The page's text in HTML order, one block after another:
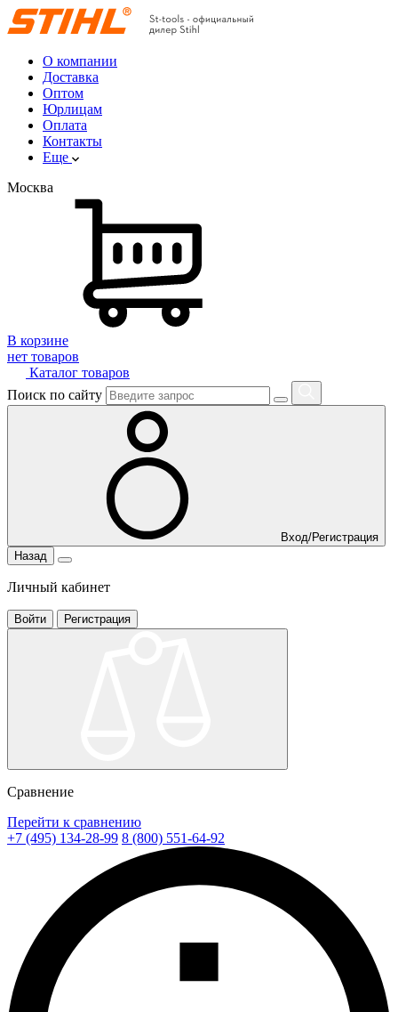
О компании
Доставка
Оптом
Юрлицам
Оплата
Контакты
Еще
Москва
В корзине
нет товаров
Каталог товаров
Поиск по сайту
Вход/Регистрация
Назад
Личный кабинет
Войти Регистрация
Сравнение
Перейти к сравнению
+7 (495) 134-28-99 8 (800) 551-64-92